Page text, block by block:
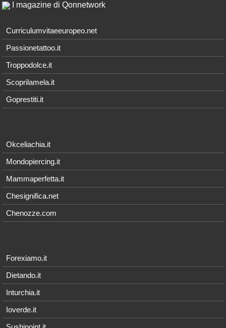
I magazine di Qonnetwork
Curriculumvitaeeuropeo.net
Passionetattoo.it
Troppodolce.it
Scoprilamela.it
Goprestiti.it
Okceliachia.it
Mondopiercing.it
Mammaperfetta.it
Chesignifica.net
Chenozze.com
Forexiamo.it
Dietando.it
Inturchia.it
Ioverde.it